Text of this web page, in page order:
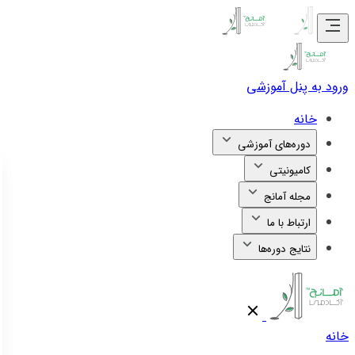
ورود به پنل آموزشی
خانه
دوره‌های آموزشی
کامیونیتی
مجله آمانج
ارتباط با ما
نتایج دوره‌ها
خانه